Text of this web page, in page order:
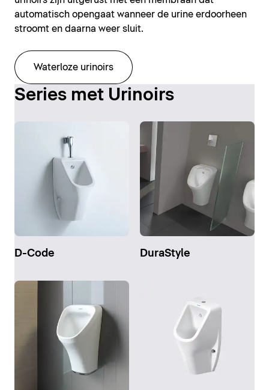
automatisch opengaat wanneer de urine erdoorheen
stroomt en daarna weer sluit.
Waterloze urinoirs
Series met Urinoirs
D-Code DuraStyle